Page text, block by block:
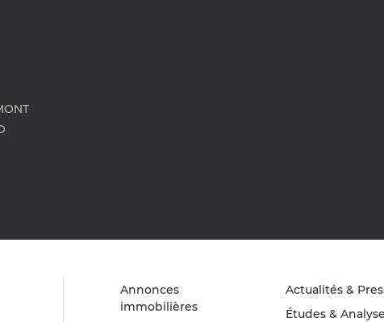
Annonces
immobilières
Actualités &
Études &